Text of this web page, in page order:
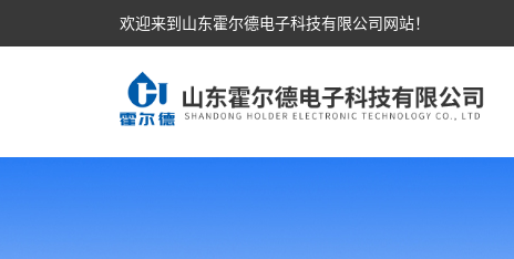
欢迎来到山东霍尔德电子科技有限公司网站！